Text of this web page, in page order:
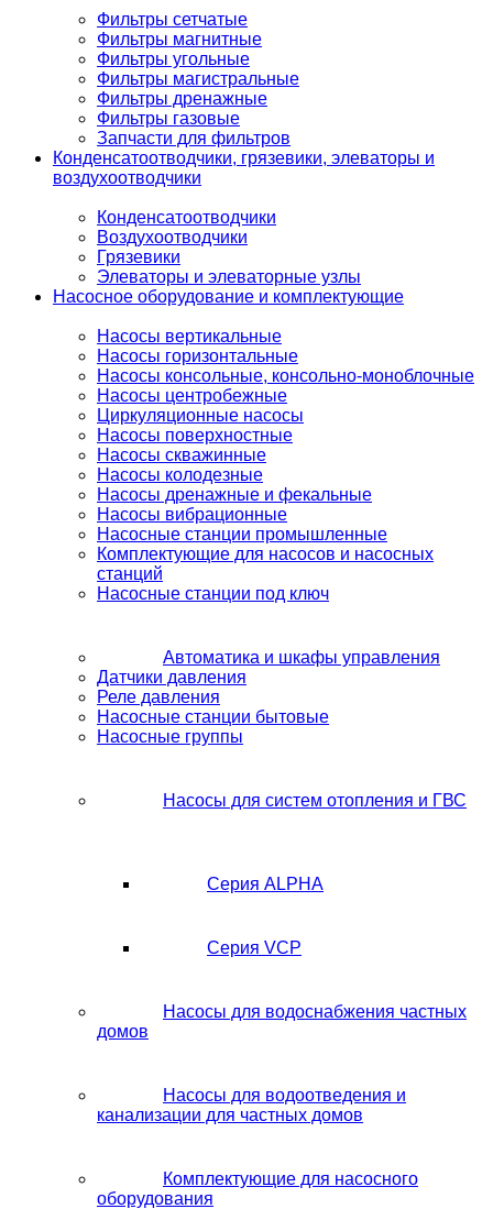
Фильтры сетчатые
Фильтры магнитные
Фильтры угольные
Фильтры магистральные
Фильтры дренажные
Фильтры газовые
Запчасти для фильтров
Конденсатоотводчики, грязевики, элеваторы и
воздухоотводчики
Конденсатоотводчики
Воздухоотводчики
Грязевики
Элеваторы и элеваторные узлы
Насосное оборудование и комплектующие
Насосы вертикальные
Насосы горизонтальные
Насосы консольные, консольно-моноблочные
Насосы центробежные
Циркуляционные насосы
Насосы поверхностные
Насосы скважинные
Насосы колодезные
Насосы дренажные и фекальные
Насосы вибрационные
Насосные станции промышленные
Комплектующие для насосов и насосных
станций
Насосные станции под ключ
Автоматика и шкафы управления
Датчики давления
Реле давления
Насосные станции бытовые
Насосные группы
Насосы для систем отопления и ГВС
Серия ALPHA
Серия VCP
Насосы для водоснабжения частных
домов
Насосы для водоотведения и
канализации для частных домов
Комплектующие для насосного
оборудования